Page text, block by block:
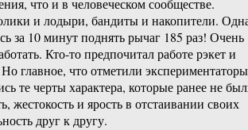
что и в человеческом сообществе.
и лодыри, бандиты и накопители.
за 10 минут поднять рычаг 185 раз! Очень
Кто-то предпочитал работе рэкет и
главное, что отметили
те черты характера, которые ранее не
жестокость и ярость в отстаивании своих
друг к другу.